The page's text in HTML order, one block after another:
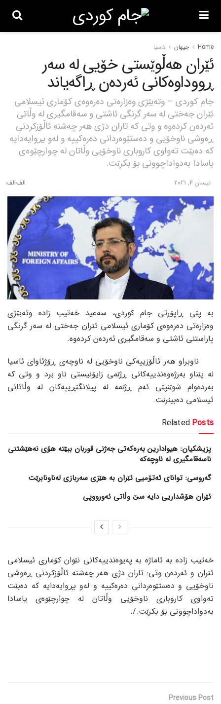
Home جیهان ئاسیا
ئێران هەڵوێستی خۆیی لە سەر
ڕووداوەکانی ئەردەن ڕاگەیاند
جام کوردی – وتەبێژی وەزارەتی دەرەوەی کۆماری ئیسلامی
ئێران جەختی لە سەر گرنگی ئاشتی و سەقامگیری لە وڵاتی
ئەردەن کردەوە و وتی کە تاران دژی هەر چەشنە ئاڵۆزکردنی
ڕەوشی ناوخۆیی و دەستێوەردانی دەرەکییە و لەو بڕوایەدایە
کە دەبێت تەواوی کاروباری ناوخۆیی وڵاتان لە چوارچێوەی
یاسادا بەدواداچوونی بۆ بکرێت.
نیسان 4, 2021
بە پێی ڕاپۆرتی جام کوردی، سەعید خەتیب زادە وتەبێژی
وەزارەتی دەرەوەی کۆماری ئیسلامی ئێران جەختی لە سەر گرنگی
پاراستنی ئاشتی و سەقامگیری ئەردەن کردەوە.
ناوبراو هەر ئاڵۆزییەکی ناوخۆیی لە ناوچەی ڕۆژئاوای ئاسیا
لە پێناو بەرژەوەندییەکانی ڕژێمی زایۆنیستی ناو برد و وتی کە
بەردەوام شوێنپێی ئەم ڕژێمە لە پیلانگێڕییەکان لە وڵاتانی
ئیسلامی دەبینرێت.
Related Posts
پزیشکیان: هیوادارین بەرەکەتی جەژنی قوربان ببێتە هۆی نەهێشتنی
ناسەقامگیری لە ناوچەکە
گەروسی: توانای ئەتۆمیی ئێران بە هێزی سەربازی لەناونابرێت
ئێران هۆشداریی دایە سێ وڵاتی ئەورووپی
خەتیب زادە بە ئاماژە بە پەیوەندییەکانی نێوان کۆماری ئیسلامی
ئێران و ئەردەن وتی: تاران دژی هەر چەشنە ئاڵۆزکردنی ڕەوشی
ناوخۆیی و دەستێوەردانی دەرەکییە و لەو بڕوایەدایە کە دەبێت
تەواوی کاروباری ناوخۆیی وڵاتان لە چوارچێوەی یاسادا
بەدواداچوونی بۆ بکرێت./.
Previous Post